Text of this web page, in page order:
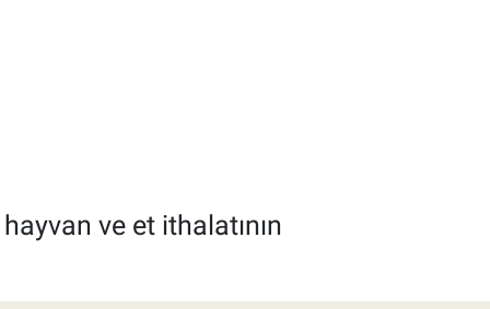
ve et ithalatının